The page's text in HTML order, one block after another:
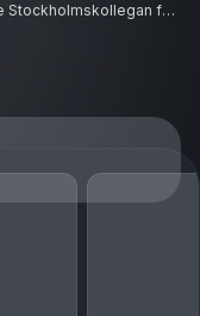
Stockholmskollegan för
Olle Liljegren, med
Men eftersom
avtjäna tre års
frågor ännu inte fått